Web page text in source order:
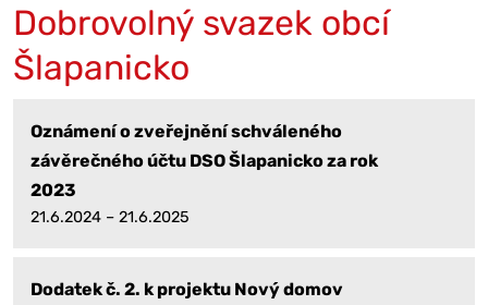
Dobrovolný svazek obcí
Šlapanicko
Oznámení o zveřejnění schváleného
závěrečného účtu DSO Šlapanicko za rok
2023
21.6.2024 – 21.6.2025
Dodatek č. 2. k projektu Nový domov